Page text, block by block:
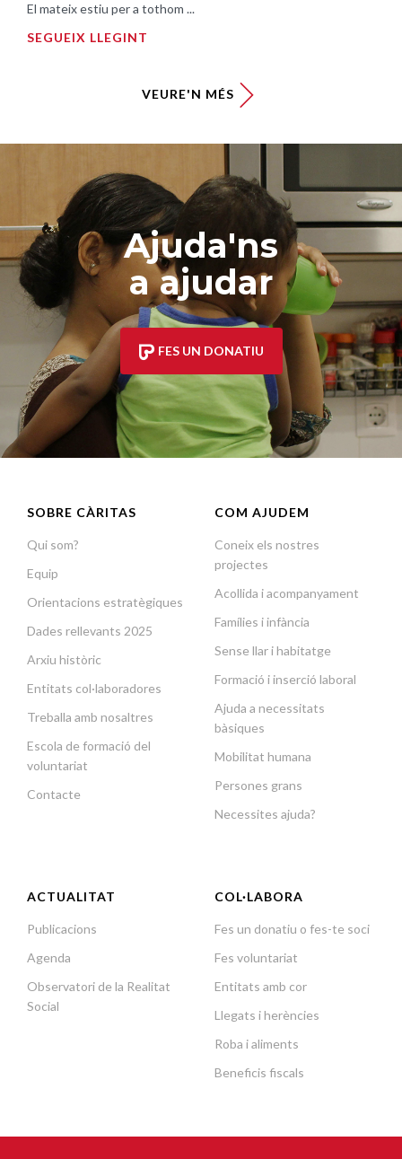
El mateix estiu per a tothom ...
SEGUEIX LLEGINT
VEURE'N MÉS
Ajuda'ns
a ajudar
FES UN DONATIU
SOBRE CÀRITAS
Qui som?
Equip
Orientacions estratègiques
Dades rellevants 2025
Arxiu històric
Entitats col·laboradores
Treballa amb nosaltres
Escola de formació del
voluntariat
Contacte
COM AJUDEM
Coneix els nostres
projectes
Acollida i acompanyament
Famílies i infància
Sense llar i habitatge
Formació i inserció laboral
Ajuda a necessitats
bàsiques
Mobilitat humana
Persones grans
Necessites ajuda?
ACTUALITAT
Publicacions
Agenda
Observatori de la Realitat
Social
COL·LABORA
Fes un donatiu o fes-te soci
Fes voluntariat
Entitats amb cor
Llegats i herències
Roba i aliments
Beneficis fiscals